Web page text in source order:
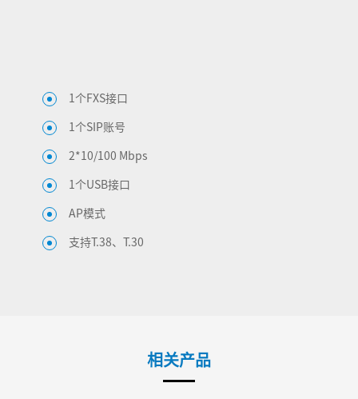
1个FXS接口
1个SIP账号
2*10/100 Mbps
1个USB接口
AP模式
支持T.38、T.30
相关产品